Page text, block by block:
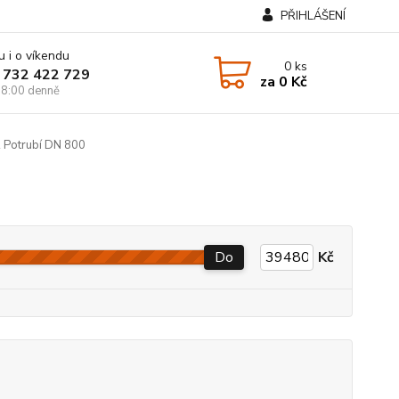
PŘIHLÁŠENÍ
i o víkendu
422 729
denně
0ks
za 0 Kč
Potrubí DN 800
Do Kč